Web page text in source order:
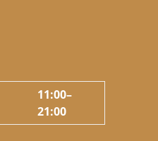
11:00–
21:00